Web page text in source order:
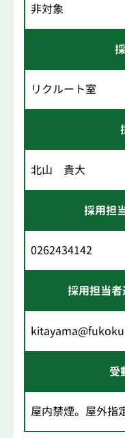
非対象
リクルート室
北山 貴大
採用担
0262434142
採用担当
受
屋内禁煙。屋外指